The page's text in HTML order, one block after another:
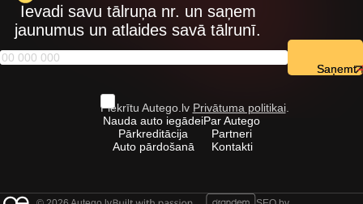
Ievadi savu tālruņa nr. un saņem
jaunumus un atlaides savā tālrunī.
Piekrītu Autego.lv Privātuma politikai.
Nauda auto iegādei
Pārkreditācija
Auto pārdošanā
Par Autego
Partneri
Kontakti